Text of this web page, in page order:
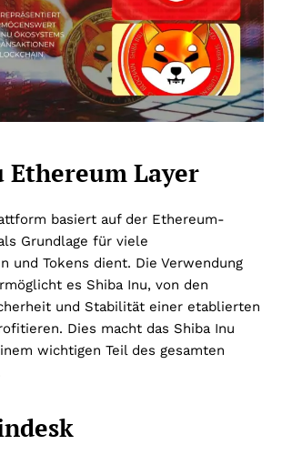
Ethereum Layer
basiert auf der Ethereum-
Grundlage für viele
und Tokens dient. Die Verwendung
es Shiba Inu, von den
und Stabilität einer etablierten
Dies macht das Shiba Inu
wichtigen Teil des gesamten